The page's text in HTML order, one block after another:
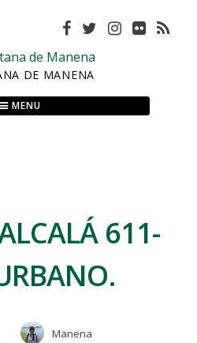
DE MANENA
MENU
611-
Manena